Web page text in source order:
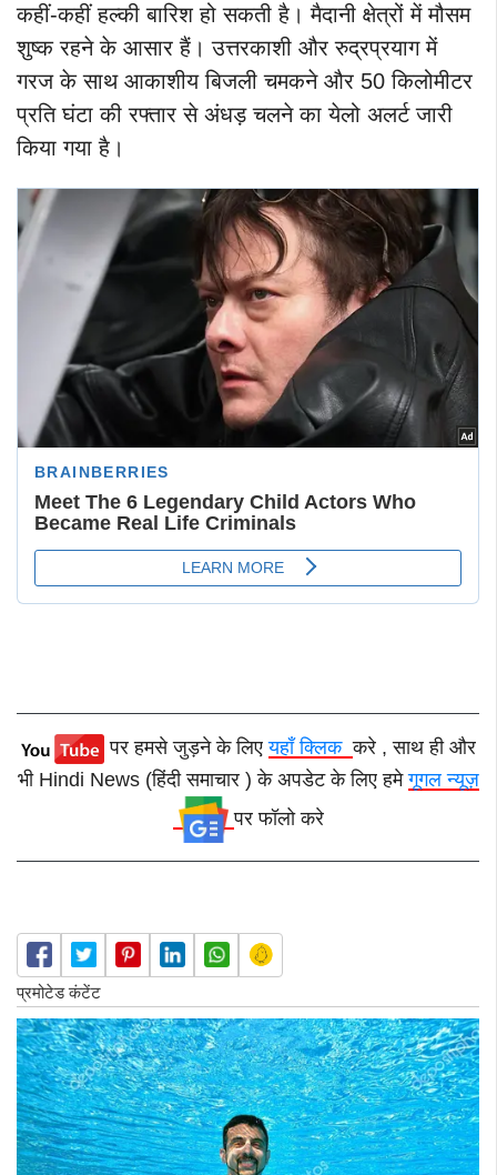
कहीं-कहीं हल्की बारिश हो सकती है। मैदानी क्षेत्रों में मौसम
शुष्क रहने के आसार हैं। उत्तरकाशी और रुद्रप्रयाग में
गरज के साथ आकाशीय बिजली चमकने और 50 किलोमीटर
प्रति घंटा की रफ्तार से अंधड़ चलने का येलो अलर्ट जारी
किया गया है।
पर हमसे जुड़ने के लिएयहाँ क्लिककरे , साथ ही और
भी Hindi News (हिंदी समाचार ) के अपडेट के लिए हमेगूगल न्यूज़
पर फॉलो करे